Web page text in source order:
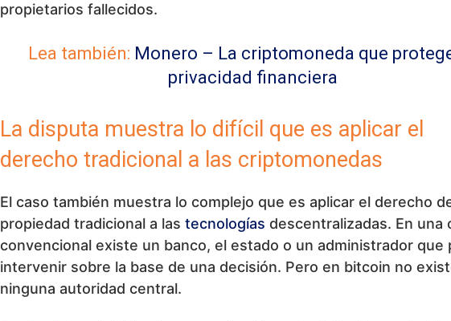
propietarios fallecidos.
Lea también: Monero – La criptomoneda que
privacidad financiera
La disputa muestra lo difícil que es aplicar el
derecho tradicional a las criptomonedas
El caso también muestra lo complejo que es aplicar el derecho
propiedad tradicional a las tecnologías descentralizadas. En una
convencional existe un banco, el estado o un administrador que
intervenir sobre la base de una decisión. Pero en bitcoin no
ninguna autoridad central.